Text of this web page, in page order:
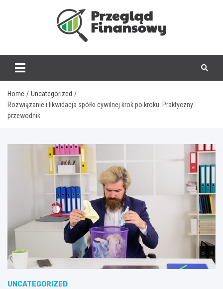
Home
Uncategorized
Rozwiązanie i likwidacja spółki cywilnej krok po kroku: Praktyczny
przewodnik
UNCATEGORIZED